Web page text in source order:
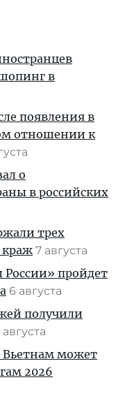
в
появления в
отношении к
о
в российских
трех
краж 7 августа
России» пройдет
6 августа
получили
августа
Вьетнам может
2026